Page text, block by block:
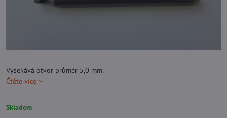
Vysekává otvor průměr 5,0 mm.
Čtěte více
Skladem